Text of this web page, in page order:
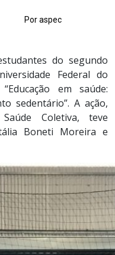
Por aspec
do segundo
Federal do
em saúde:
sedentário”. A ação,
Coletiva, teve
Boneti Moreira e